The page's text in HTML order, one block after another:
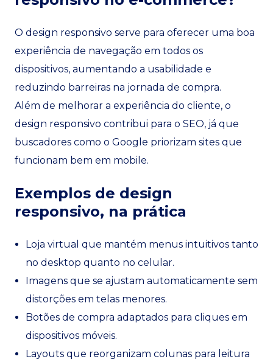
O design responsivo serve para oferecer uma boa
experiência de navegação em todos os
dispositivos, aumentando a usabilidade e
reduzindo barreiras na jornada de compra.
Além de melhorar a experiência do cliente, o
design responsivo contribui para o SEO, já que
buscadores como o Google priorizam sites que
funcionam bem em mobile.
Exemplos de design
responsivo, na prática
Loja virtual que mantém menus intuitivos tanto
no desktop quanto no celular.
Imagens que se ajustam automaticamente sem
distorções em telas menores.
Botões de compra adaptados para cliques em
dispositivos móveis.
Layouts que reorganizam colunas para leitura